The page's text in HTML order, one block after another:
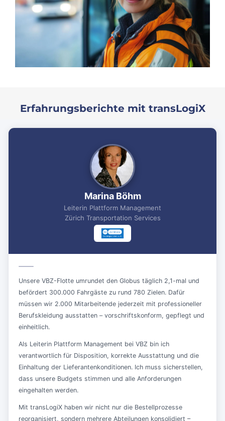
Erfahrungsberichte mit transLogiX
Marina Böhm
Leiterin Plattform Management
Zürich Transportation Services
Unsere VBZ-Flotte umrundet den Globus täglich 2,1-mal und
befördert 300.000 Fahrgäste zu rund 780 Zielen. Dafür
müssen wir 2.000 Mitarbeitende jederzeit mit professioneller
Berufskleidung ausstatten – vorschriftskonform, gepflegt und
einheitlich.
Als Leiterin Plattform Management bei VBZ bin ich
verantwortlich für Disposition, korrekte Ausstattung und die
Einhaltung der Lieferantenkonditionen. Ich muss sicherstellen,
dass unsere Budgets stimmen und alle Anforderungen
eingehalten werden.
Mit transLogiX haben wir nicht nur die Bestellprozesse
reorganisiert, sondern mehrere Abteilungen konsolidiert –